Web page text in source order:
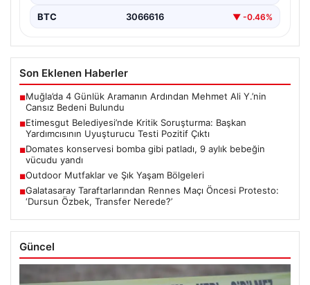
BTC 3066616 ▼ -0.46%
Son Eklenen Haberler
■Muğla’da 4 Günlük Aramanın Ardından Mehmet Ali Y.’nin
Cansız Bedeni Bulundu
■Etimesgut Belediyesi’nde Kritik Soruşturma: Başkan
Yardımcısının Uyuşturucu Testi Pozitif Çıktı
■Domates konservesi bomba gibi patladı, 9 aylık bebeğin
vücudu yandı
■Outdoor Mutfaklar ve Şık Yaşam Bölgeleri
■Galatasaray Taraftarlarından Rennes Maçı Öncesi Protesto:
‘Dursun Özbek, Transfer Nerede?’
Güncel